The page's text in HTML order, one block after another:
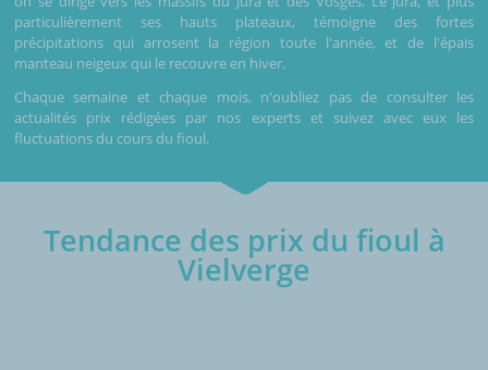
particulièrement ses hauts plateaux, témoigne des fortes
précipitations qui arrosent la région toute l'année, et de l'épais
manteau neigeux qui le recouvre en hiver.
Chaque semaine et chaque mois, n'oubliez pas de consulter les
actualités prix rédigées par nos experts et suivez avec eux les
fluctuations du cours du fioul.
Tendance des prix du fioul à
Vielverge